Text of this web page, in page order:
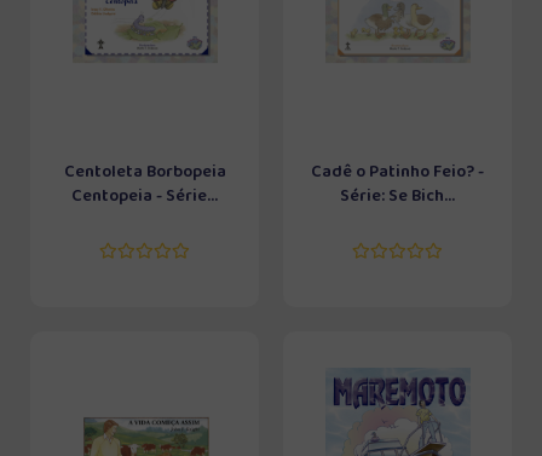
Centoleta Borbopeia
Centopeia - Série...
Cadê o Patinho Feio? -
Série: Se Bich...